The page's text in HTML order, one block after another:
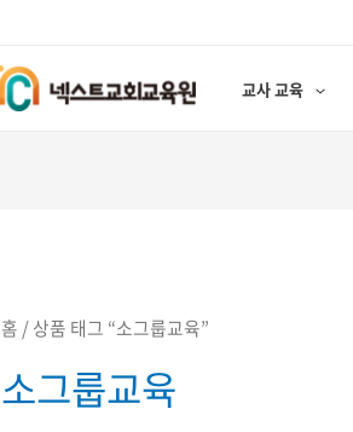
교사 교육
홈 / 상품 태그 “소그룹교육”
소그룹교육